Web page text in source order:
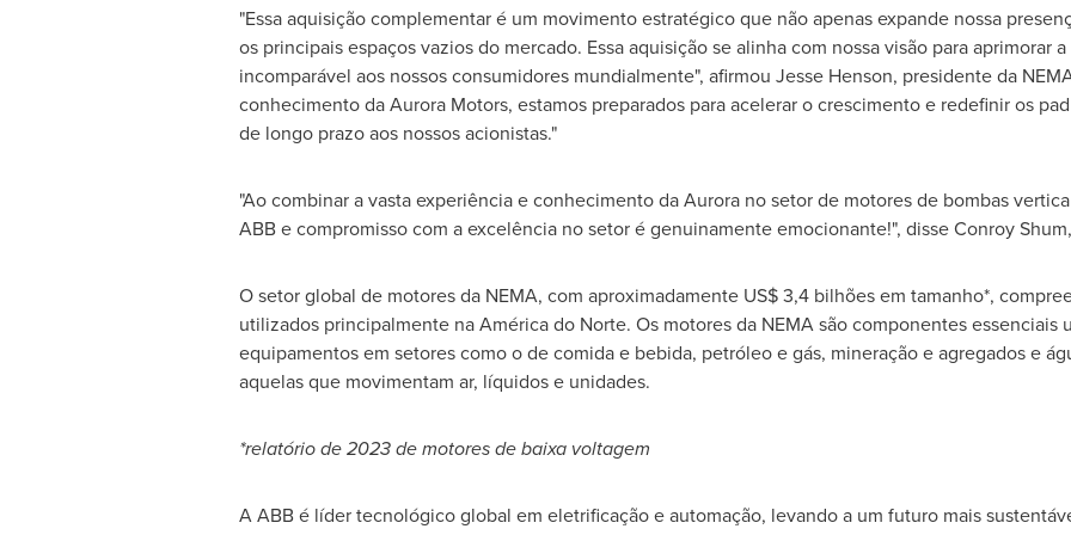
"Essa aquisição complementar é um movimento estratégico que não apenas expande nossa
os principais espaços vazios do mercado. Essa aquisição se alinha com nossa visão para aprimorar
incomparável aos nossos consumidores mundialmente", afirmou Jesse Henson, presidente da
conhecimento da Aurora Motors, estamos preparados para acelerar o crescimento e redefinir os
de longo prazo aos nossos acionistas."
"Ao combinar a vasta experiência e conhecimento da Aurora no setor de motores de bombas
ABB e compromisso com a excelência no setor é genuinamente emocionante!", disseConroy Shum
O setor global de motores da NEMA, com aproximadamente US$ 3,4bilhões em tamanho*,
utilizados principalmente na América do Norte. Os motores da NEMA são componentes essenciais
equipamentos em setores como o de comida e bebida, petróleo e gás, mineração e agregados e
aquelas que movimentam ar, líquidos e unidades.
*relatório de 2023 de motores de baixa voltagem
A ABB é líder tecnológico global em eletrificação e automação, levando a um futuro mais